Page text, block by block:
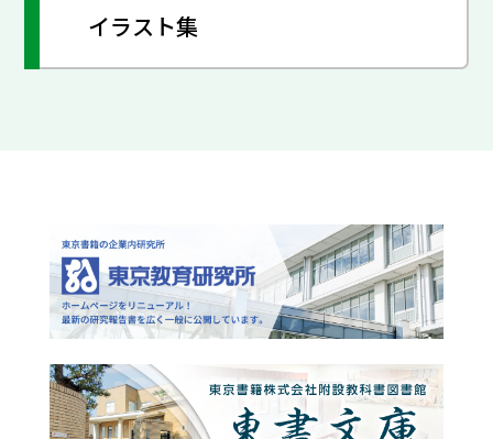
イラスト集